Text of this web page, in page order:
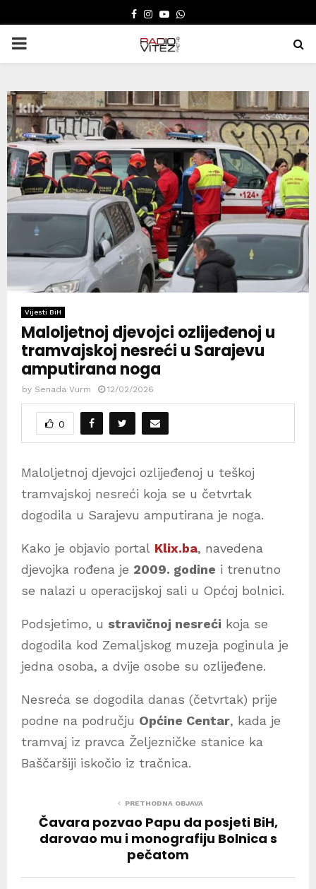
FACEBOOK
INSTAGRAM
YOUTUBE
WHATSAPP
PRIMARY
Vijesti BiH
Maloljetnoj djevojci ozlijeđenoj u
tramvajskoj nesreći u Sarajevu
amputirana noga
by Senada Vurm 12/02/2026
0
Maloljetnoj djevojci ozlijeđenoj u teškoj
tramvajskoj nesreći koja se u četvrtak
dogodila u Sarajevu amputirana je noga.
Kako je objavio portal Klix.ba, navedena
djevojka rođena je 2009. godine i trenutno
se nalazi u operacijskoj sali u Općoj bolnici.
Podsjetimo, u stravičnoj nesreći koja se
dogodila kod Zemaljskog muzeja poginula je
jedna osoba, a dvije osobe su ozlijeđene.
Nesreća se dogodila danas (četvrtak) prije
podne na području Općine Centar, kada je
tramvaj iz pravca Željezničke stanice ka
Baščaršiji iskočio iz tračnica.
PRETHODNA OBJAVA
Čavara pozvao Papu da posjeti BiH,
darovao mu i monografiju Bolnica s
pečatom